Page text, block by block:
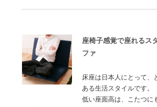
座椅子感覚で座れるス
ファ
床座は日本人にとって、
ある生活スタイルです。
低い座面高は、こたつに